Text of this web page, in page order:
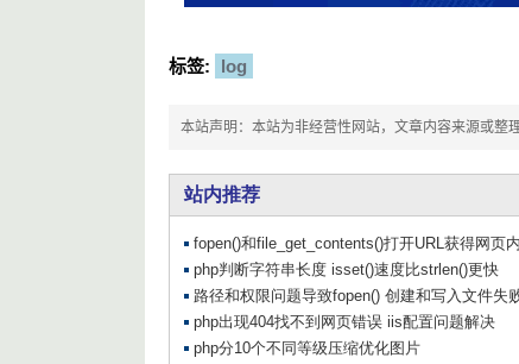
标签: log
本站声明：本站为非经营性网站，文章内容来源或